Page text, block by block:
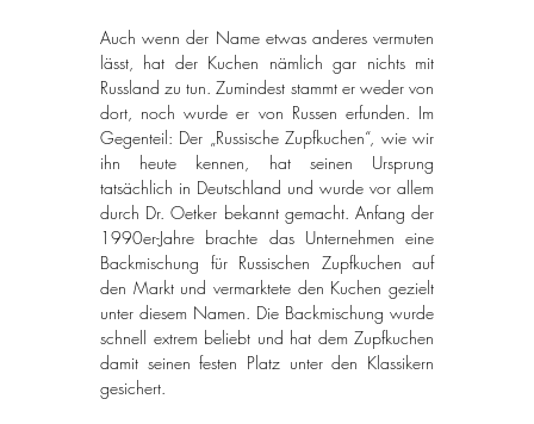
Auch wenn der Name etwas anderes vermuten
lässt, hat der Kuchen nämlich gar nichts mit
Russland zu tun. Zumindest stammt er weder von
dort, noch wurde er von Russen erfunden. Im
Gegenteil: Der „Russische Zupfkuchen“, wie wir
ihn heute kennen, hat seinen Ursprung
tatsächlich in Deutschland und wurde vor allem
durch Dr. Oetker bekannt gemacht. Anfang der
1990er-Jahre brachte das Unternehmen eine
Backmischung für Russischen Zupfkuchen auf
den Markt und vermarktete den Kuchen gezielt
unter diesem Namen. Die Backmischung wurde
schnell extrem beliebt und hat dem Zupfkuchen
damit seinen festen Platz unter den Klassikern
gesichert.